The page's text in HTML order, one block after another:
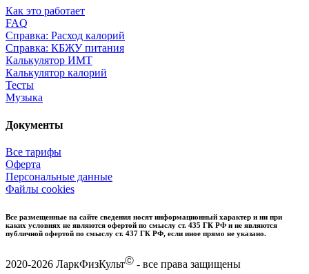
Как это работает
FAQ
Справка: Расход калорий
Справка: КБЖУ питания
Калькулятор ИМТ
Калькулятор калорий
Тесты
Музыка
Документы
Все тарифы
Оферта
Персональные данные
Файлы cookies
Все размещенные на сайте сведения носят информационный характер и ни при
каких условиях не являются офертой по смыслу ст. 435 ГК РФ и не являются
публичной офертой по смыслу ст. 437 ГК РФ, если иное прямо не указано.
2020-2026 ЛаркФизКультⒸ - все права защищены